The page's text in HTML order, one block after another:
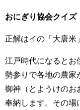
おにぎり協会クイズ
正解はイの「大唐米
江戸時代になるとお
勢参りで各地の農家
御神（とようけのお
奉納します。その場